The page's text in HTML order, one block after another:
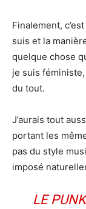
Finalement,
suis et la
quelque chose
je suis
du tout.
J’aurais tout
portant les
pas du style
imposé
LE